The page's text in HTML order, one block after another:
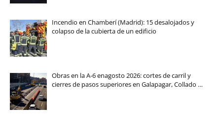
Incendio en Chamberí (Madrid): 15 desalojados y
colapso de la cubierta de un edificio
Obras en la A-6 enagosto 2026: cortes de carril y
cierres de pasos superiores en Galapagar, Collado …